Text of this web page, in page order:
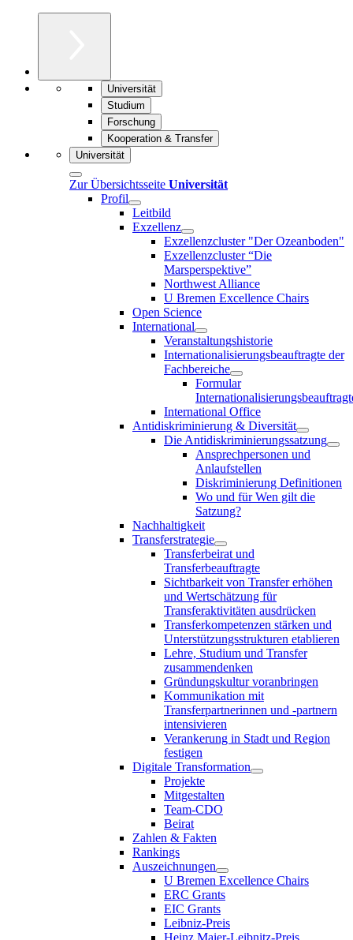
Universität
Studium
Forschung
Kooperation & Transfer
Universität
Zur Übersichtsseite Universität
Profil
Leitbild
Exzellenz
Exzellenzcluster "Der Ozeanboden"
Exzellenzcluster “Die
Marsperspektive”
Northwest Alliance
U Bremen Excellence Chairs
Open Science
International
Veranstaltungshistorie
Internationalisierungsbeauftragte der
Fachbereiche
Formular
International Office
Antidiskriminierung & Diversität
Die Antidiskriminierungssatzung
Ansprechpersonen und
Anlaufstellen
Diskriminierung Definitionen
Wo und für Wen gilt die
Satzung?
Nachhaltigkeit
Transferstrategie
Transferbeirat und
Transferbeauftragte
Sichtbarkeit von Transfer erhöhen
und Wertschätzung für
Transferaktivitäten ausdrücken
Transferkompetenzen stärken und
Unterstützungsstrukturen etablieren
Lehre, Studium und Transfer
zusammendenken
Gründungskultur voranbringen
Kommunikation mit
Transferpartnerinnen und -partnern
intensivieren
Verankerung in Stadt und Region
festigen
Digitale Transformation
Projekte
Mitgestalten
Team-CDO
Beirat
Zahlen & Fakten
Rankings
Auszeichnungen
U Bremen Excellence Chairs
ERC Grants
EIC Grants
Leibniz-Preis
Heinz Maier-Leibnitz-Preis